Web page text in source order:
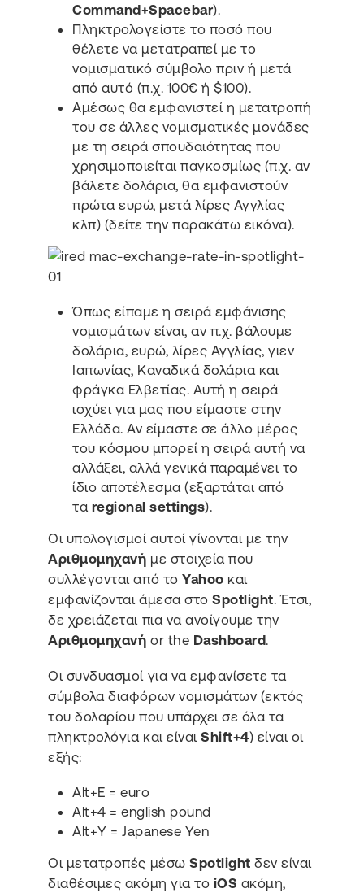
Command+Spacebar).
Πληκτρολογείστε το ποσό που
θέλετε να μετατραπεί με το
νομισματικό σύμβολο πριν ή μετά
από αυτό (π.χ. 100€ ή $100).
Αμέσως θα εμφανιστεί η μετατροπή
του σε άλλες νομισματικές μονάδες
με τη σειρά σπουδαιότητας που
χρησιμοποιείται παγκοσμίως (π.χ. αν
βάλετε δολάρια, θα εμφανιστούν
πρώτα ευρώ, μετά λίρες Αγγλίας
κλπ) (δείτε την παρακάτω εικόνα).
Όπως είπαμε η σειρά εμφάνισης
νομισμάτων είναι, αν π.χ. βάλουμε
δολάρια, ευρώ, λίρες Αγγλίας, γιεν
Ιαπωνίας, Καναδικά δολάρια και
φράγκα Ελβετίας. Αυτή η σειρά
ισχύει για μας που είμαστε στην
Ελλάδα. Αν είμαστε σε άλλο μέρος
του κόσμου μπορεί η σειρά αυτή να
αλλάξει, αλλά γενικά παραμένει το
ίδιο αποτέλεσμα (εξαρτάται από
τα regional settings).
Οι υπολογισμοί αυτοί γίνονται με την
Αριθμομηχανή με στοιχεία που
συλλέγονται από τοYahoo και
εμφανίζονται άμεσα στοSpotlight. Έτσι,
δε χρειάζεται πια να ανοίγουμε την
Αριθμομηχανή or the Dashboard.
Οι συνδυασμοί για να εμφανίσετε τα
σύμβολα διαφόρων νομισμάτων (εκτός
του δολαρίου που υπάρχει σε όλα τα
πληκτρολόγια και είναιShift+4) είναι οι
εξής:
Alt+E = euro
Alt+4 = english pound
Alt+Y = Japanese Yen
Οι μετατροπές μέσωSpotlight δεν είναι
διαθέσιμες ακόμη για το iOS ακόμη,